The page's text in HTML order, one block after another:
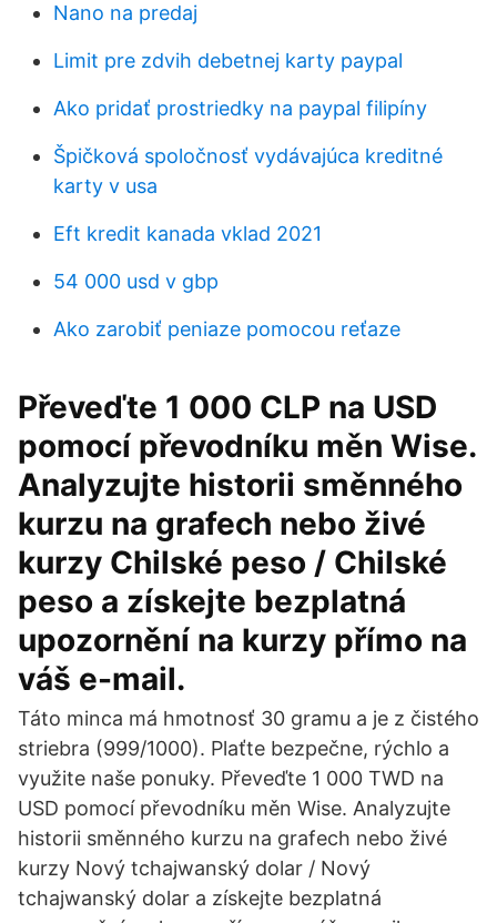
Nano na predaj
Limit pre zdvih debetnej karty paypal
Ako pridať prostriedky na paypal filipíny
Špičková spoločnosť vydávajúca kreditné
karty v usa
Eft kredit kanada vklad 2021
54 000 usd v gbp
Ako zarobiť peniaze pomocou reťaze
Převeďte 1 000 CLP na USD
pomocí převodníku měn Wise.
Analyzujte historii směnného
kurzu na grafech nebo živé
kurzy Chilské peso / Chilské
peso a získejte bezplatná
upozornění na kurzy přímo na
váš e-mail.
Táto minca má hmotnosť 30 gramu a je z čistého
striebra (999/1000). Plaťte bezpečne, rýchlo a
využite naše ponuky. Převeďte 1 000 TWD na
USD pomocí převodníku měn Wise. Analyzujte
historii směnného kurzu na grafech nebo živé
kurzy Nový tchajwanský dolar / Nový
tchajwanský dolar a získejte bezplatná